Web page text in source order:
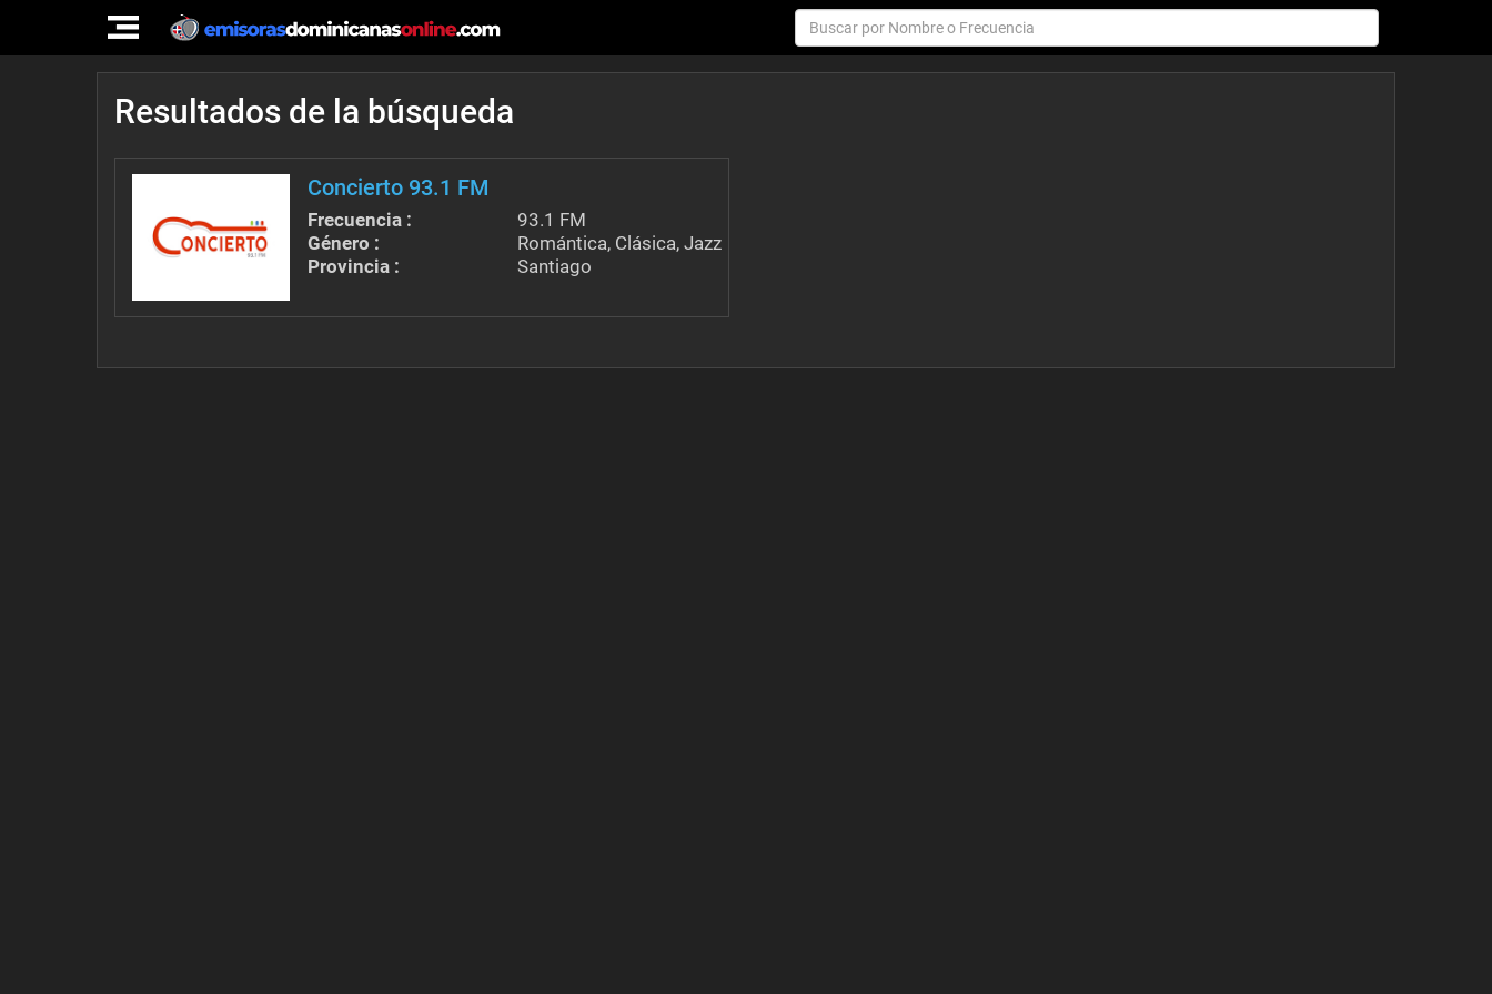
TOGGLE
NAVIGATION
Resultados de la búsqueda
Concierto 93.1 FM
Frecuencia :
93.1 FM
Género :
Romántica, Clásica, Jazz
Provincia :
Santiago